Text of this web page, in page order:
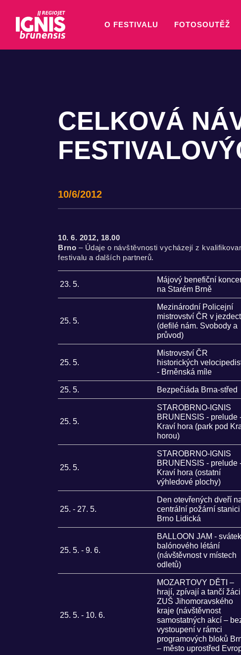
O FESTIVALU FOTOSOUTĚŽ
CELKOVÁ
10/6/2012
10. 6. 2012, 18.00
Brno – Údaje o návštěvnosti vycházejí z
festivalu a dalších partnerů.
23. 5.
Májový benefiční
na Starém Brně
25. 5.
Mezinárodní Policejní
mistrovství ČR v
(defilé nám. Svobody a
průvod)
25. 5.
Mistrovství ČR
historických
- Brněnská míle
25. 5. Bezpečiáda Brna-střed
25. 5.
STAROBRNO-IGNIS
BRUNENSIS - prelude
Kraví hora (park pod
horou)
25. 5.
STAROBRNO-IGNIS
BRUNENSIS - prelude
Kraví hora (ostatní
výhledové plochy)
25. - 27. 5.
Den otevřených dveří
centrální požární stanici
Brno Lidická
25. 5. - 9. 6.
BALLOON JAM - svátek
balónového létání
(návštěvnost v místech
odletů)
25. 5. - 10. 6.
MOZARTOVY DĚTI –
hrají, zpívají a tančí žáci
ZUŠ Jihomoravského
kraje (návštěvnost
samostatných akcí –
vystoupení v rámci
programových bloků
– město uprostřed